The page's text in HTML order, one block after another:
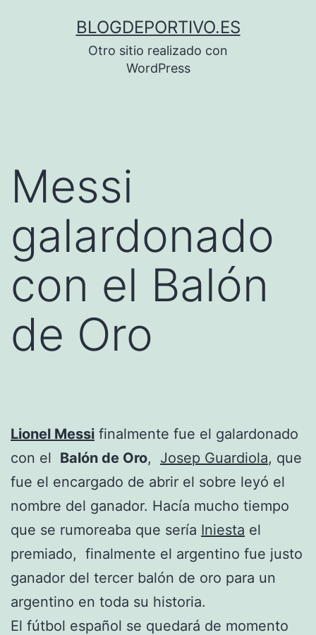
BLOGDEPORTIVO.ES
Otro sitio realizado con
WordPress
Messi
galardonado
con el Balón
de Oro
Lionel Messi finalmente fue el galardonado
con el Balón de Oro, Josep Guardiola, que
fue el encargado de abrir el sobre leyó el
nombre del ganador. Hacía mucho tiempo
que se rumoreaba que sería Iniesta el
premiado, finalmente el argentino fue justo
ganador del tercer balón de oro para un
argentino en toda su historia.
El fútbol español se quedará de momento